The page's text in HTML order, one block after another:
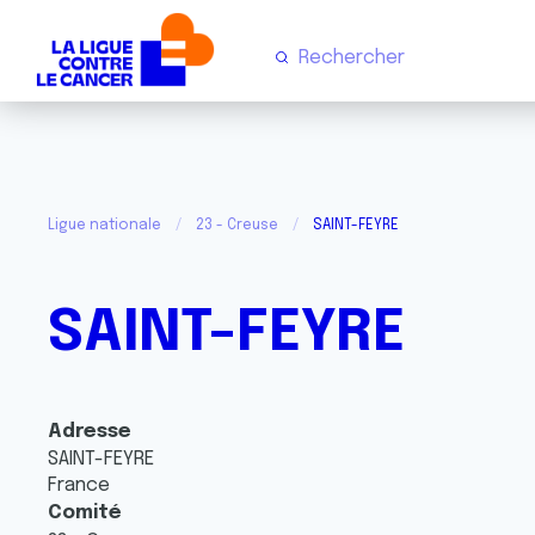
Ligue nationale 23 - Creuse SAINT-FEYRE
SAINT-FEYRE
Adresse
SAINT-FEYRE
France
Comité